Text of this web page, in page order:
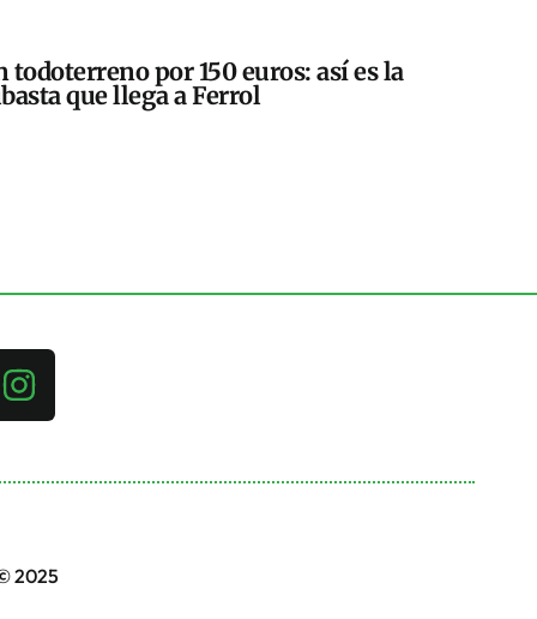
todoterreno por 150 euros: así es la
que llega a Ferrol
2025